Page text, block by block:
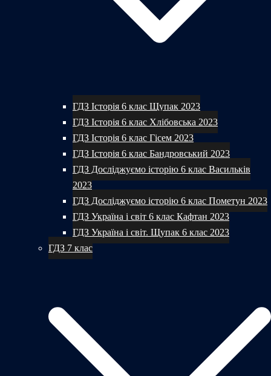
ГДЗ Історія 6 клас Щупак 2023
ГДЗ Історія 6 клас Хлібовська 2023
ГДЗ Історія 6 клас Гісем 2023
ГДЗ Історія 6 клас Бандровський 2023
ГДЗ Досліджуємо історію 6 клас Васильків
2023
ГДЗ Досліджуємо історію 6 клас Пометун 2023
ГДЗ Україна і світ 6 клас Кафтан 2023
ГДЗ Україна і світ. Щупак 6 клас 2023
ГДЗ 7 клас